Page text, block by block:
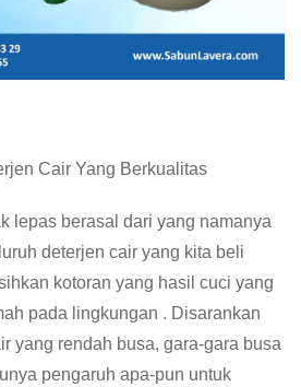
Cair Yang Berkualitas
lepas berasal dari yang namanya
deterjen cair yang kita beli
kotoran yang hasil cuci yang
pada lingkungan . Disarankan
yang rendah busa, gara-gara busa
pengaruh apa-pun untuk